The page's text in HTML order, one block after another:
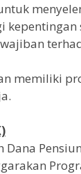
memiliki
Dana